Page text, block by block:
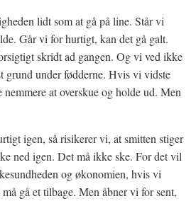
lidt som at gå på line. Står vi
Går vi for hurtigt, kan det gå galt.
skridt ad gangen. Og vi ved ikke
grund under fødderne. Hvis vi vidste
at overskue og holde ud. Men
igen, så risikerer vi, at smitten stiger
ned igen. Det må ikke ske. For det vil
og økonomien, hvis vi
gå et tilbage. Men åbner vi for sent,